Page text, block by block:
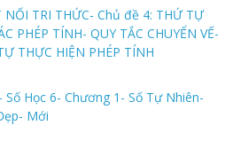
NỐI TRI THỨC- Chủ đề 4: THỨ TỰ
PHÉP TÍNH- QUY TẮC CHUYỂN VẾ-
THỰC HIỆN PHÉP TÍNH
Số Học 6- Chương 1- Số Tự Nhiên-
Mới